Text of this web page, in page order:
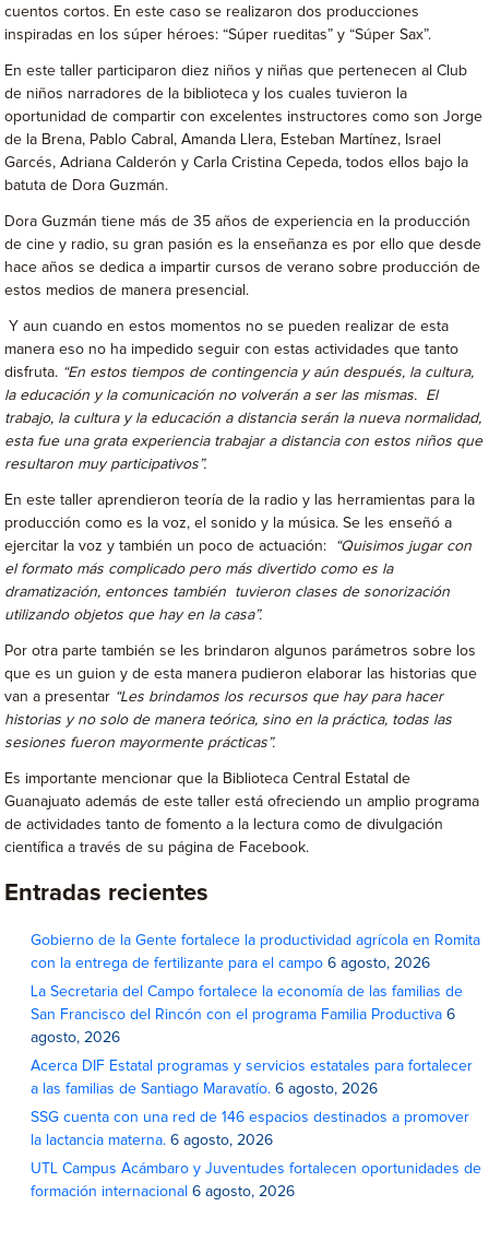
cuentos cortos. En este caso se realizaron dos producciones
inspiradas en los súper héroes: “Súper rueditas” y “Súper Sax”.
En este taller participaron diez niños y niñas que pertenecen al Club
de niños narradores de la biblioteca y los cuales tuvieron la
oportunidad de compartir con excelentes instructores como son Jorge
de la Brena, Pablo Cabral, Amanda Llera, Esteban Martínez, Israel
Garcés, Adriana Calderón y Carla Cristina Cepeda, todos ellos bajo la
batuta de Dora Guzmán.
Dora Guzmán tiene más de 35 años de experiencia en la producción
de cine y radio, su gran pasión es la enseñanza es por ello que desde
hace años se dedica a impartir cursos de verano sobre producción de
estos medios de manera presencial.
Y aun cuando en estos momentos no se pueden realizar de esta
manera eso no ha impedido seguir con estas actividades que tanto
disfruta. “En estos tiempos de contingencia y aún después, la cultura,
la educación y la comunicación no volverán a ser las mismas. El
trabajo, la cultura y la educación a distancia serán la nueva normalidad,
esta fue una grata experiencia trabajar a distancia con estos niños que
resultaron muy participativos”.
En este taller aprendieron teoría de la radio y las herramientas para la
producción como es la voz, el sonido y la música. Se les enseñó a
ejercitar la voz y también un poco de actuación:
“Quisimos jugar con
el formato más complicado pero más divertido como es la
dramatización, entonces también tuvieron clases de sonorización
utilizando objetos que hay en la casa”.
Por otra parte también se les brindaron algunos parámetros sobre los
que es un guion y de esta manera pudieron elaborar las historias que
van a presentar “Les brindamos los recursos que hay para hacer
historias y no solo de manera teórica, sino en la práctica, todas las
sesiones fueron mayormente prácticas”.
Es importante mencionar que la Biblioteca Central Estatal de
Guanajuato además de este taller está ofreciendo un amplio programa
de actividades tanto de fomento a la lectura como de divulgación
científica a través de su página de Facebook.
Entradas recientes
Gobierno de la Gente fortalece la productividad agrícola en Romita
con la entrega de fertilizante para el campo 6 agosto, 2026
La Secretaria del Campo fortalece la economía de las familias de
San Francisco del Rincón con el programa Familia Productiva 6
agosto, 2026
Acerca DIF Estatal programas y servicios estatales para fortalecer
a las familias de Santiago Maravatío. 6 agosto, 2026
SSG cuenta con una red de 146 espacios destinados a promover
la lactancia materna. 6 agosto, 2026
UTL Campus Acámbaro y Juventudes fortalecen oportunidades de
formación internacional 6 agosto, 2026